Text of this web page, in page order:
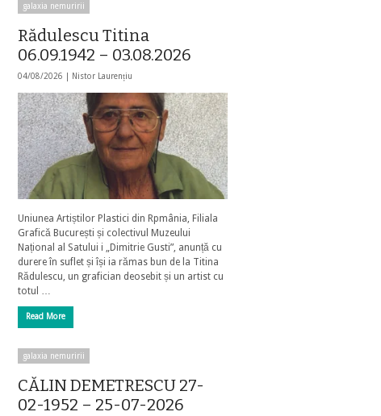
galaxia nemuririi
Rădulescu Titina
06.09.1942 – 03.08.2026
04/08/2026 | Nistor Laurențiu
Uniunea Artiștilor Plastici din Rpmânia, Filiala
Grafică București și colectivul Muzeului
Național al Satului i „Dimitrie Gusti”, anunță cu
durere în suflet și își ia rămas bun de la Titina
Rădulescu, un grafician deosebit și un artist cu
totul …
Read More
galaxia nemuririi
CĂLIN DEMETRESCU 27-
02-1952 – 25-07-2026